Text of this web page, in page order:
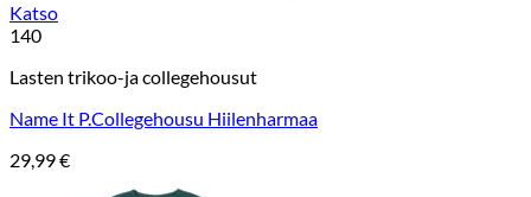
Katso
140
Lasten trikoo-ja collegehousut
Name It P.Collegehousu Hiilenharmaa
29,99€